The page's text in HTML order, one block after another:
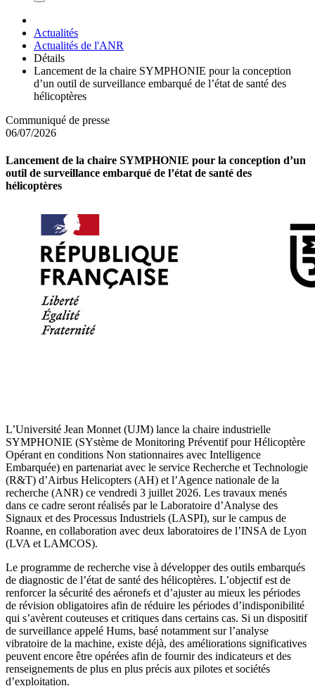
Actualités
Actualités de l'ANR
Détails
Lancement de la chaire SYMPHONIE pour la conception
d’un outil de surveillance embarqué de l’état de santé des
hélicoptères
Communiqué de presse
06/07/2026
Lancement de la chaire SYMPHONIE pour la conception d’un
outil de surveillance embarqué de l’état de santé des
hélicoptères
L’Université Jean Monnet (UJM) lance la chaire industrielle
SYMPHONIE (SYstème de Monitoring Préventif pour Hélicoptère
Opérant en conditions Non stationnaires avec Intelligence
Embarquée) en partenariat avec le service Recherche et Technologie
(R&T) d’Airbus Helicopters (AH) et l’Agence nationale de la
recherche (ANR) ce vendredi 3 juillet 2026. Les travaux menés
dans ce cadre seront réalisés par le Laboratoire d’Analyse des
Signaux et des Processus Industriels (LASPI), sur le campus de
Roanne, en collaboration avec deux laboratoires de l’INSA de Lyon
(LVA et LAMCOS).
Le programme de recherche vise à développer des outils embarqués
de diagnostic de l’état de santé des hélicoptères. L’objectif est de
renforcer la sécurité des aéronefs et d’ajuster au mieux les périodes
de révision obligatoires afin de réduire les périodes d’indisponibilité
qui s’avèrent couteuses et critiques dans certains cas. Si un dispositif
de surveillance appelé Hums, basé notamment sur l’analyse
vibratoire de la machine, existe déjà, des améliorations significatives
peuvent encore être opérées afin de fournir des indicateurs et des
renseignements de plus en plus précis aux pilotes et sociétés
d’exploitation.